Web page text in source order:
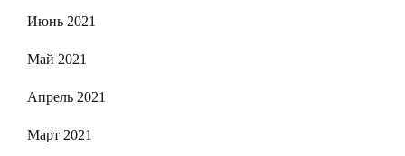
Июнь 2021
Май 2021
Апрель 2021
Март 2021